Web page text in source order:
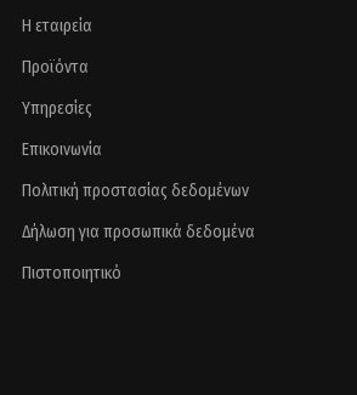
Η εταιρεία
Προϊόντα
Υπηρεσίες
Επικοινωνία
Πολιτική προστασίας δεδομένων
Δήλωση για προσωπικά δεδομένα
Πιστοποιητικό